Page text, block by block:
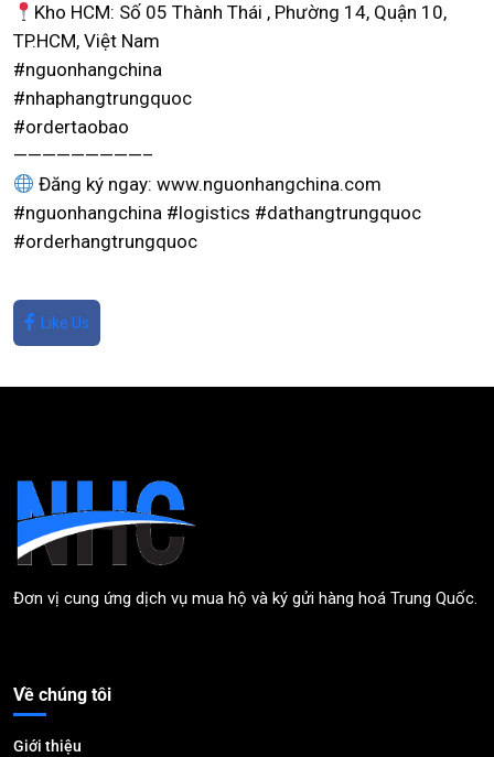
Kho HCM: Số 05 Thành Thái , Phường 14, Quận 10,
TP.HCM, Việt Nam
#nguonhangchina
#nhaphangtrungquoc
#ordertaobao
—————————–
Đăng ký ngay: www.nguonhangchina.com
#nguonhangchina #logistics #dathangtrungquoc
#orderhangtrungquoc
Like Us
Đơn vị cung ứng dịch vụ mua hộ và ký gửi hàng hoá Trung Quốc.
Về chúng tôi
Giới thiệu